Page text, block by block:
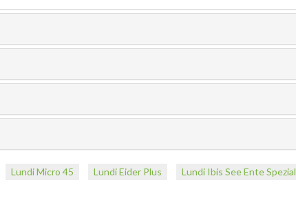
Lundi Micro 45 Lundi Eider Plus Lundi Ibis See Ente Spezial